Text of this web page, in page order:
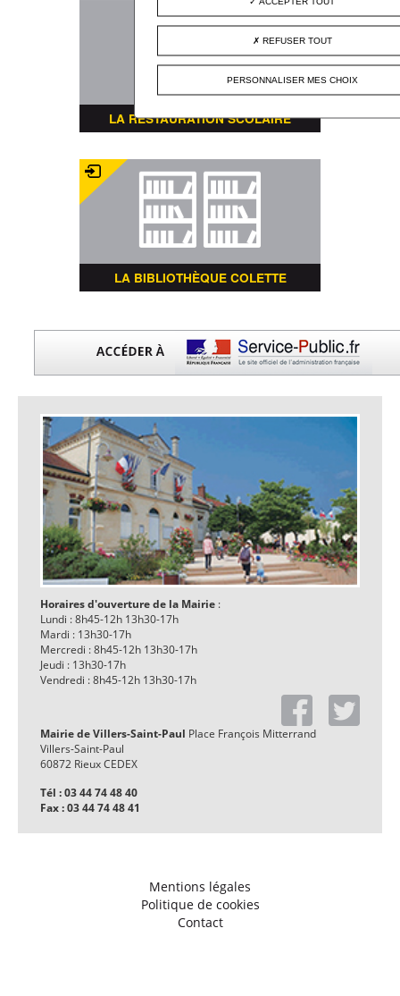
LA RESTAURATION SCOLAIRE
LA BIBLIOTHÈQUE COLETTE
Horaires d'ouverture de la Mairie :
Lundi : 8h45-12h 13h30-17h
Mardi : 13h30-17h
Mercredi : 8h45-12h 13h30-17h
Jeudi : 13h30-17h
Vendredi : 8h45-12h 13h30-17h
Mairie de Villers-Saint-Paul Place François Mitterrand
Villers-Saint-Paul
60872 Rieux CEDEX
Tél : 03 44 74 48 40
Fax : 03 44 74 48 41
Mentions légales
Politique de cookies
Contact
REFUSER TOUT
PERSONNALISER MES CHOIX